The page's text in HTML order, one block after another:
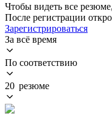
Чтобы видеть все
После регистрации
Зарегистрироваться
За всё время
По соответствию
20 резюме